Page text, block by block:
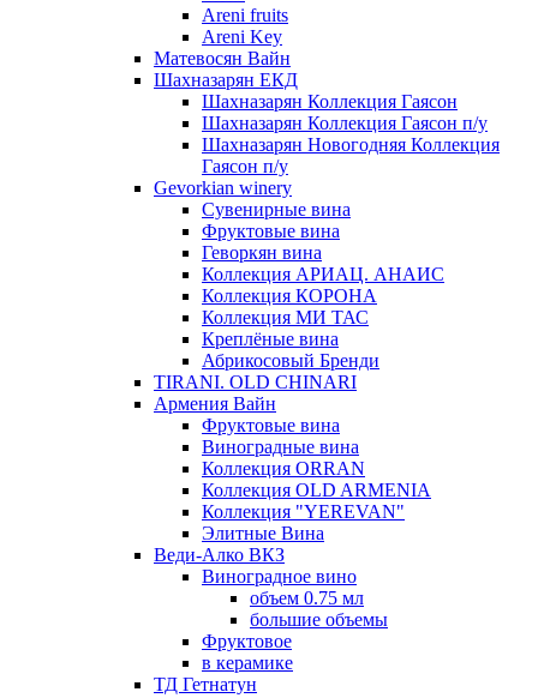
Areni fruits
Areni Key
Матевосян Вайн
Шахназарян ЕКД
Шахназарян Коллекция Гаясон
Шахназарян Коллекция Гаясон п/у
Шахназарян Новогодняя Коллекция
Гаясон п/у
Gevorkian winery
Сувенирные вина
Фруктовые вина
Геворкян вина
Коллекция АРИАЦ. АНАИС
Коллекция КОРОНА
Коллекция МИ ТАС
Креплёные вина
Абрикосовый Бренди
TIRANI. OLD CHINARI
Армения Вайн
Фруктовые вина
Виноградные вина
Коллекция ORRAN
Коллекция OLD ARMENIA
Коллекция "YEREVAN"
Элитные Вина
Веди-Алко ВКЗ
Виноградное вино
объем 0.75 мл
большие объемы
Фруктовое
в керамике
ТД Гетнатун